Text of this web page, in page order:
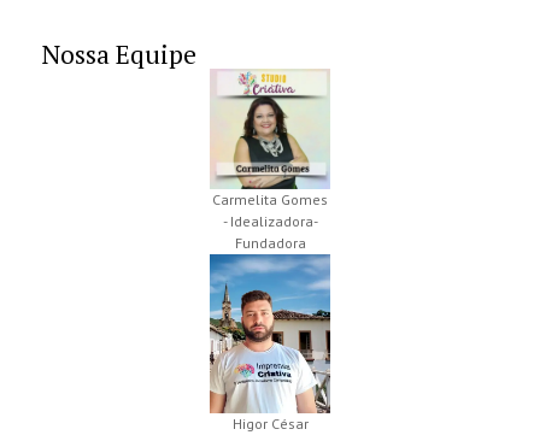
Nossa Equipe
Carmelita Gomes
- Idealizadora-
Fundadora
Higor César